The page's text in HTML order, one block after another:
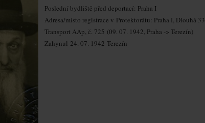
Poslední bydliště před deportací: Praha I
Adresa/místo registrace v Protektorátu: Praha I, Dlouhá 33
Transport AAp, č. 725 (09. 07. 1942, Praha -> Terezín)
Zahynul 24. 07. 1942 Terezín